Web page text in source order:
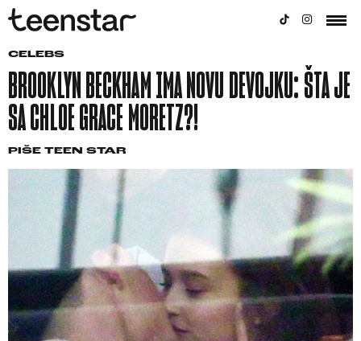
CELEBS
BROOKLYN BECKHAM IMA NOVU DEVOJKU: ŠTA JE
SA CHLOE GRACE MORETZ?!
PIŠE TEEN STAR